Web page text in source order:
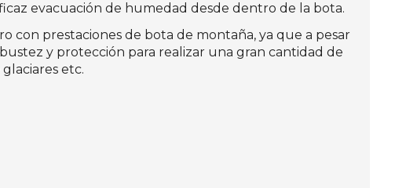
evacuación de humedad desde dentro de la bota.
con prestaciones de bota de montaña, ya que a pesar
y protección para realizar una gran cantidad de
etc.